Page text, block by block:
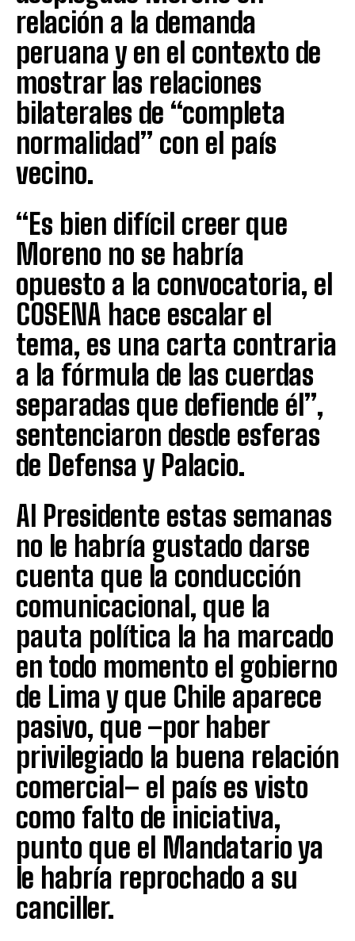
relación a la demanda
peruana y en el contexto de
mostrar las relaciones
bilaterales de “completa
normalidad” con el país
vecino.
“Es bien difícil creer que
Moreno no se habría
opuesto a la convocatoria, el
COSENA hace escalar el
tema, es una carta contraria
a la fórmula de las cuerdas
separadas que defiende él”,
sentenciaron desde esferas
de Defensa y Palacio.
Al Presidente estas semanas
no le habría gustado darse
cuenta que la conducción
comunicacional, que la
pauta política la ha marcado
en todo momento el gobierno
de Lima y que Chile aparece
pasivo, que –por haber
privilegiado la buena relación
comercial– el país es visto
como falto de iniciativa,
punto que el Mandatario ya
le habría reprochado a su
canciller.